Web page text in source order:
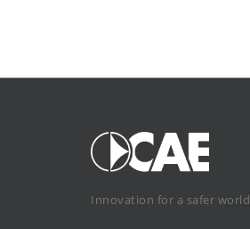
Innovation for a safer world